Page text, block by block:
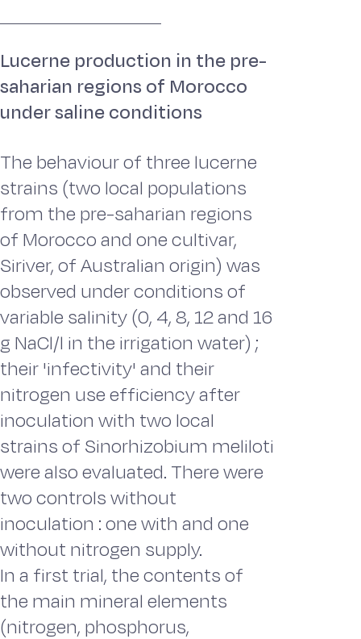
Lucerne production in the pre-
saharian regions of Morocco
under saline conditions
The behaviour of three lucerne
strains (two local populations
from the pre-saharian regions
of Morocco and one cultivar,
Siriver, of Australian origin) was
observed under conditions of
variable salinity (0, 4, 8, 12 and 16
g NaCl/l in the irrigation water) ;
their 'infectivity' and their
nitrogen use efficiency after
inoculation with two local
strains of Sinorhizobium meliloti
were also evaluated. There were
two controls without
inoculation : one with and one
without nitrogen supply.
In a first trial, the contents of
the main mineral elements
(nitrogen, phosphorus,